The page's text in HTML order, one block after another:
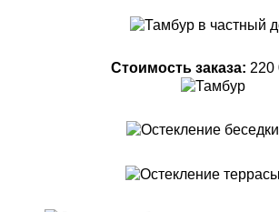
Стоимость заказа: 220